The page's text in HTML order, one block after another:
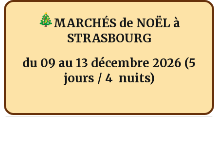
MARCHÉS de NOËL à
STRASBOURG
du 09 au 13 décembre 2026 (5
jours / 4 nuits)